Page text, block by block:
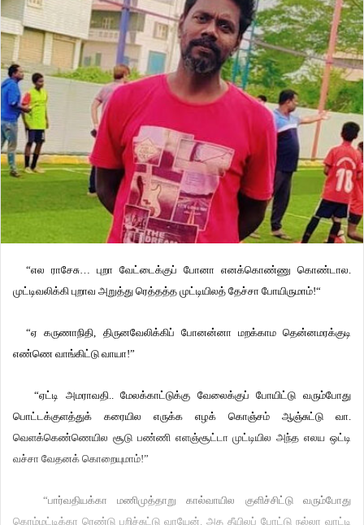
“எல ராசேசு… புறா வேட்டைக்குப் போனா எனக்கொண்ணு கொண்டால.
முட்டிவலிக்கி புறாவ அறுத்து ரெத்தத்த முட்டியிலத் தேச்சா போயிருமாம்!“
“ஏ கருணாநிதி, திருனவேலிக்கிப் போனன்னா மறக்காம தென்னமரக்குடி
எண்ணெ வாங்கிட்டு வாயா!”
“ஏட்டி அமராவதி.. மேலக்காட்டுக்கு வேலைக்குப் போயிட்டு வரும்போது
பொட்டக்குளத்துக் கரையில எருக்க எழக் கொஞ்சம் ஆஞ்சுட்டு வா.
வெளக்கெண்ணெயில சூடு பண்ணி எளஞ்சூட்டா முட்டியில அந்த எலய ஒட்டி
வச்சா வேதனக் கொறையுமாம்!”
“பார்வதியக்கா மணிமுத்தாறு கால்வாயில குளிச்சிட்டு வரும்போது
கொம்மட்டிக்கா ரெண்டு பறிச்சுட்டு வாயேன். அத தீயிலப் போட்டு நல்லா வாட்டி